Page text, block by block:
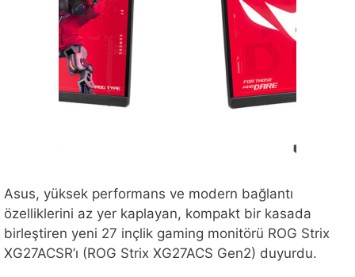
Asus, yüksek performans ve modern bağlantı
özelliklerini az yer kaplayan, kompakt bir kasada
birleştiren yeni 27 inçlik gaming monitörü ROG Strix
XG27ACSR’ı (ROG Strix XG27ACS Gen2) duyurdu.